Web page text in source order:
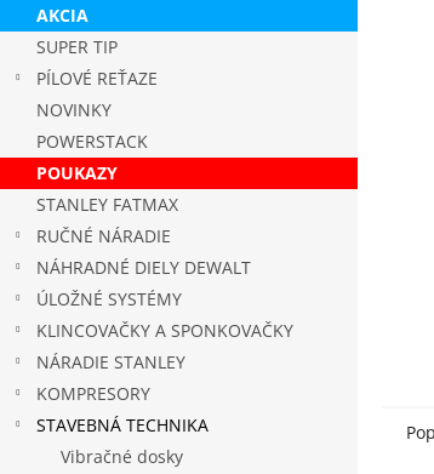
AKCIA
SUPER TIP
PÍLOVÉ REŤAZE
NOVINKY
POWERSTACK
POUKAZY
STANLEY FATMAX
RUČNÉ NÁRADIE
NÁHRADNÉ DIELY DEWALT
ÚLOŽNÉ SYSTÉMY
KLINCOVAČKY A SPONKOVAČKY
NÁRADIE STANLEY
KOMPRESORY
STAVEBNÁ TECHNIKA
Vibračné dosky